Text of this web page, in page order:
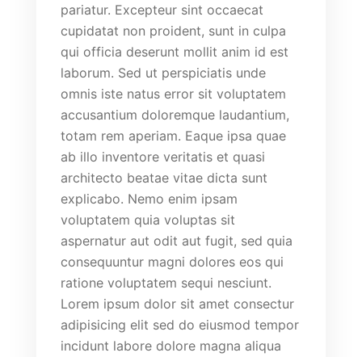
pariatur. Excepteur sint occaecat
cupidatat non proident, sunt in culpa
qui officia deserunt mollit anim id est
laborum. Sed ut perspiciatis unde
omnis iste natus error sit voluptatem
accusantium doloremque laudantium,
totam rem aperiam. Eaque ipsa quae
ab illo inventore veritatis et quasi
architecto beatae vitae dicta sunt
explicabo. Nemo enim ipsam
voluptatem quia voluptas sit
aspernatur aut odit aut fugit, sed quia
consequuntur magni dolores eos qui
ratione voluptatem sequi nesciunt.
Lorem ipsum dolor sit amet consectur
adipisicing elit sed do eiusmod tempor
incidunt labore dolore magna aliqua